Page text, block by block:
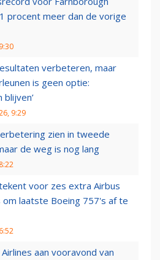
procent meer dan de vorige
verbeteren, maar
is geen optie:
blijven’
9:29
zien in tweede
de weg is nog lang
voor zes extra Airbus
om laatste Boeing 757's af te
Airlines aan vooravond van